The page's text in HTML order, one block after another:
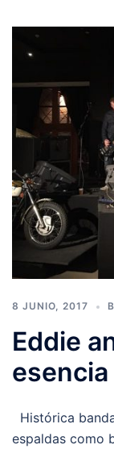
8 JUNIO, 2017
Eddie
Histórica
espaldas como